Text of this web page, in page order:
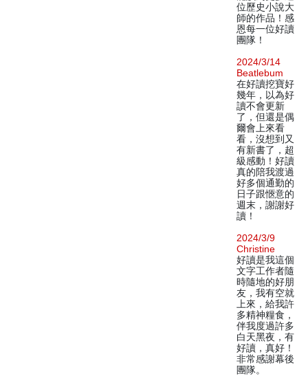
位歷史小說大
師的作品！感
恩每一位好讀
團隊！
2024/3/14
Beatlebum
在好讀挖寶好
幾年，以為好
讀不會更新
了，但還是偶
爾會上來看
看，沒想到又
有新書了，超
級感動！好讀
真的陪我渡過
好多個通勤的
日子跟愜意的
週末，謝謝好
讀！
2024/3/9
Christine
好讀是我這個
文字工作者隨
時隨地的好朋
友，我有空就
上來，給我許
多精神糧食，
伴我度過許多
白天黑夜，有
好讀，真好！
非常感謝幕後
團隊。